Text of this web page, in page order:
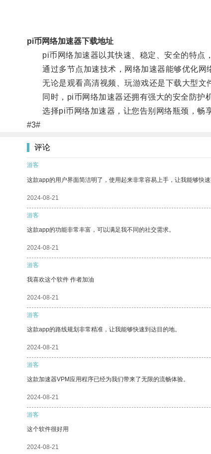
pi币网络加速器下载地址
pi币网络加速器以其快速、稳定、安全的特点，
通过多节点加速技术，网络加速器能够优化网
无论是观看高清视频、玩游戏还是下载大型文
同时，pi币网络加速器还拥有强大的安全防护机
选择pi币网络加速器，让您告别网络瓶颈，畅享
#3#
评论
游客
这款app的用户界面简洁明了，使用起来非常容易上手，让我能够快速
2024-08-21
游客
这款app的功能非常丰富，可以满足我不同的社交需求。
2024-08-21
游客
我喜欢这个软件 作者加油
2024-08-21
游客
这款app的路线规划非常精准，让我能够快速到达目的地。
2024-08-21
游客
这款加速器VPM应用程序已经为我们带来了无限的流畅体验。
2024-08-21
游客
这个软件很好用
2024-08-21